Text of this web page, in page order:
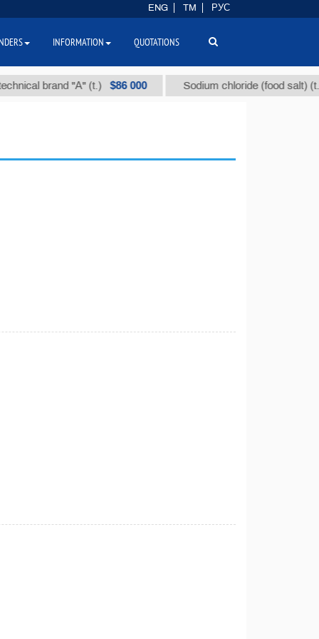
brand "А" (t.) $86 000 Sodium chloride (food salt) (t.)
ENG TM РУС
INFORMATION QUOTATIONS